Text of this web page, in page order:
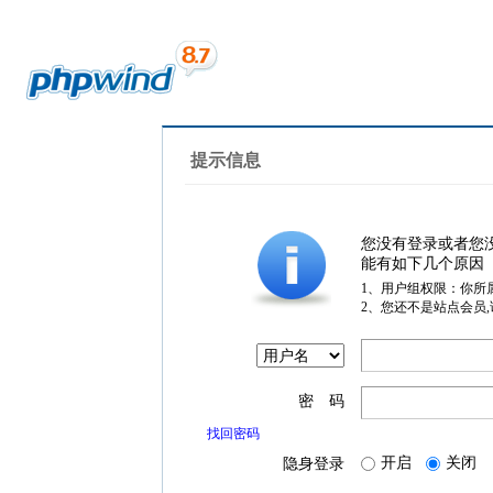
提示信息
您没有登录或者您
能有如下几个原因
1、用户组权限：你所
2、您还不是站点会员
密 码
找回密码
隐身登录 开启 关闭